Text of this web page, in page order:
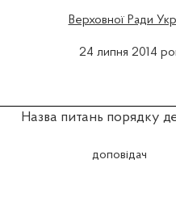
Верховної Ради
24 липня 2014
Назва питань порядку
доповідач